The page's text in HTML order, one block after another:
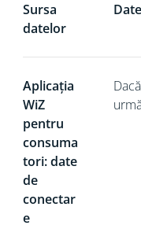
Sursa
datelor
Aplicația
WiZ
pentru
consuma
tori: date
de
conectar
e